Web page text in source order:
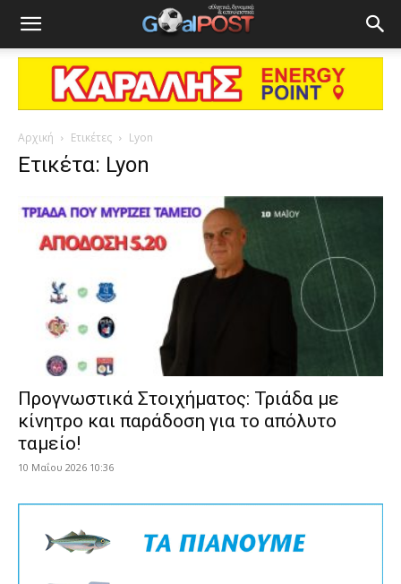
Αρχική Ετικέτες Lyon
Ετικέτα: Lyon
Προγνωστικά Στοιχήματος: Τριάδα με
κίνητρο και παράδοση για το απόλυτο
ταμείο!
10 Μαΐου 2026 10:36